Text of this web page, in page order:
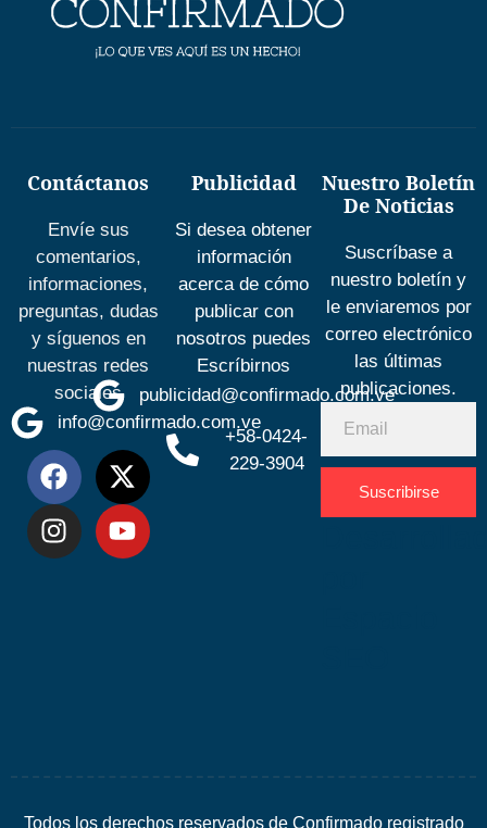
Contáctanos
Envíe sus
comentarios,
informaciones,
preguntas, dudas
y síguenos en
nuestras redes
sociales
info@confirmado.com.ve
Publicidad
Si desea obtener
información
acerca de cómo
publicar con
nosotros puedes
Escríbirnos
publicidad@confirmado.com.ve
+58-0424-
229-3904
Nuestro Boletín
De Noticias
Suscríbase a
nuestro boletín y
le enviaremos por
correo electrónico
las últimas
publicaciones.
Suscribirse
Todos los derechos reservados de Confirmado registrado